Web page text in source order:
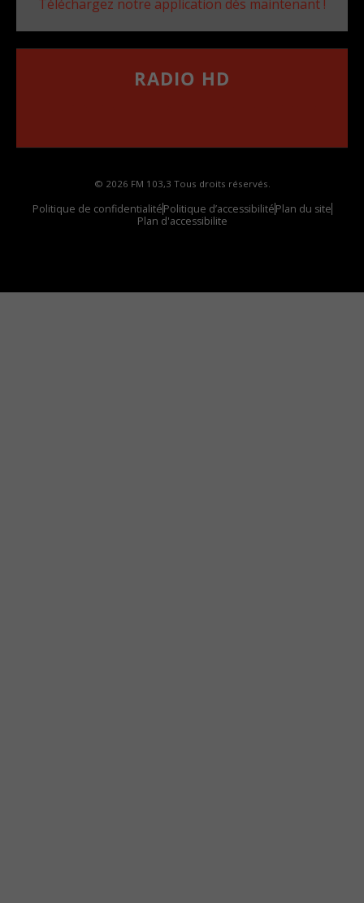
Téléchargez notre application dès maintenant !
RADIO HD
© 2026 FM 103,3 Tous droits réservés.
Politique de confidentialitéPolitique d’accessibilitéPlan du site
Plan d'accessibilite